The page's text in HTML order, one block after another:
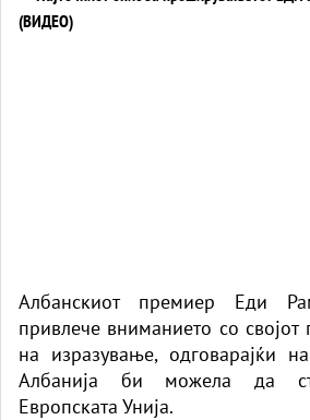
Албанскиот премиер Еди
привлече вниманието со својот
на изразување, одговарајќи
Албанија би можела да
Европската Унија.